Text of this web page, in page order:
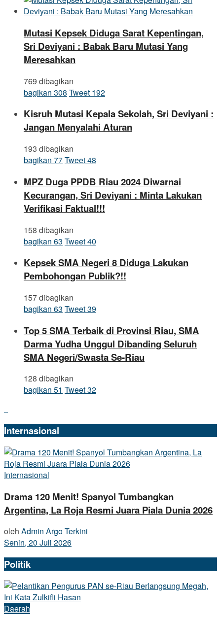
Mutasi Kepsek Diduga Sarat Kepentingan,
Sri Deviyani : Babak Baru Mutasi Yang
Meresahkan
769 dibagikan
bagikan 308 Tweet 192
Kisruh Mutasi Kepala Sekolah, Sri Deviyani :
Jangan Menyalahi Aturan
193 dibagikan
bagikan 77Tweet48
MPZ Duga PPDB Riau 2024 Diwarnai
Kecurangan, Sri Deviyani : Minta Lakukan
Verifikasi Faktual!!!
158 dibagikan
bagikan 63 Tweet40
Kepsek SMA Negeri 8 Diduga Lakukan
Pembohongan Publik?!!
157 dibagikan
bagikan 63 Tweet39
Top 5 SMA Terbaik di Provinsi Riau, SMA
Darma Yudha Unggul Dibanding Seluruh
SMA Negeri/Swasta Se-Riau
128 dibagikan
bagikan 51 Tweet32
Internasional
Internasional
Drama 120 Menit! Spanyol Tumbangkan
Argentina, La Roja Resmi Juara Piala Dunia 2026
oleh Admin Argo Terkini
Senin, 20 Juli 2026
Politik
Daerah